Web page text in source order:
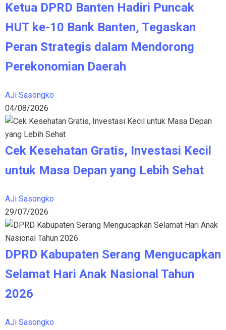
Ketua DPRD Banten Hadiri Puncak
HUT ke-10 Bank Banten, Tegaskan
Peran Strategis dalam Mendorong
Perekonomian Daerah
AJi Sasongko
04/08/2026
Cek Kesehatan Gratis, Investasi Kecil
untuk Masa Depan yang Lebih Sehat
AJi Sasongko
29/07/2026
DPRD Kabupaten Serang Mengucapkan
Selamat Hari Anak Nasional Tahun
2026
AJi Sasongko